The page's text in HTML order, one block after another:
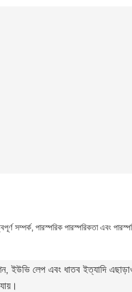
সম্পর্ক, পারস্পরিক পারস্পরিকতা এবং
ইউভি লেপ এবং ধাতব ইত্যাদি